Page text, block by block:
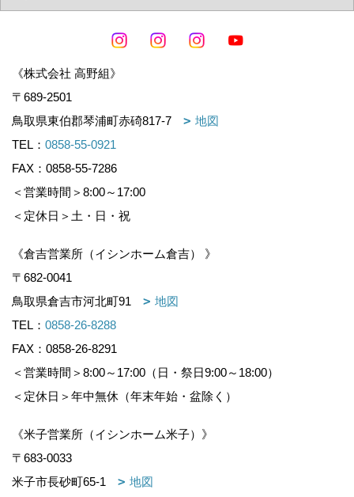
《株式会社 高野組》
〒689-2501
鳥取県東伯郡琴浦町赤碕817-7
地図
TEL： 0858-55-0921
FAX：0858-55-7286
＜営業時間＞8:00～17:00
＜定休日＞土・日・祝
《倉吉営業所（イシンホーム倉吉） 》
〒682-0041
鳥取県倉吉市河北町91
地図
TEL： 0858-26-8288
FAX：0858-26-8291
＜営業時間＞8:00～17:00（日・祭日9:00～18:00）
＜定休日＞年中無休（年末年始・盆除く）
《米子営業所（イシンホーム米子）》
〒683-0033
米子市長砂町65-1
地図